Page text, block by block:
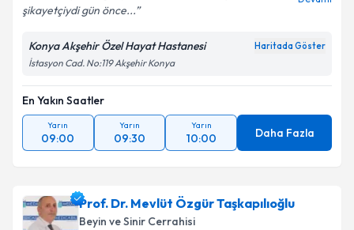
şikayetçiydi gün önce...
Konya Akşehir Özel Hayat Hastanesi Haritada Göster
İstasyon Cad. No:119 Akşehir Konya
En Yakın Saatler
Yarın
09:00
Yarın
09:30
Yarın
10:00 Daha Fazla
Prof. Dr. Mevlüt Özgür Taşkapılıoğlu
Beyin ve Sinir Cerrahisi